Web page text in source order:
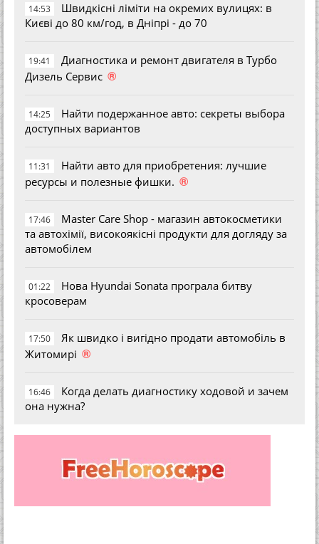
14:53
Швидкісні ліміти на окремих вулицях: в
Києві до 80 км/год, в Дніпрі - до 70
19:41
Диагностика и ремонт двигателя в Турбо
Дизель Сервис ®
14:25
Найти подержанное авто: секреты выбора
доступных вариантов
11:31
Найти авто для приобретения: лучшие
ресурсы и полезные фишки. ®
17:46
Master Care Shop - магазин автокосметики
та автохімії, високоякісні продукти для догляду за
автомобілем
01:22
Нова Hyundai Sonata програла битву
кросоверам
17:50
Як швидко і вигідно продати автомобіль в
Житомирі ®
16:46
Когда делать диагностику ходовой и зачем
она нужна?